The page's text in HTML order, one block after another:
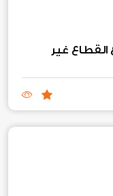
القطاع غير